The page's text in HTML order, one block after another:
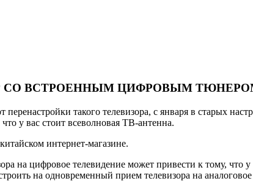
СО ВСТРОЕННЫМ ЦИФРОВЫМ
перенастройки такого телевизора, с января в старых
у вас стоит всеволновая ТВ-антенна.
интернет-магазине.
на цифровое телевидение может привести к тому,
на одновременный прием телевизора на